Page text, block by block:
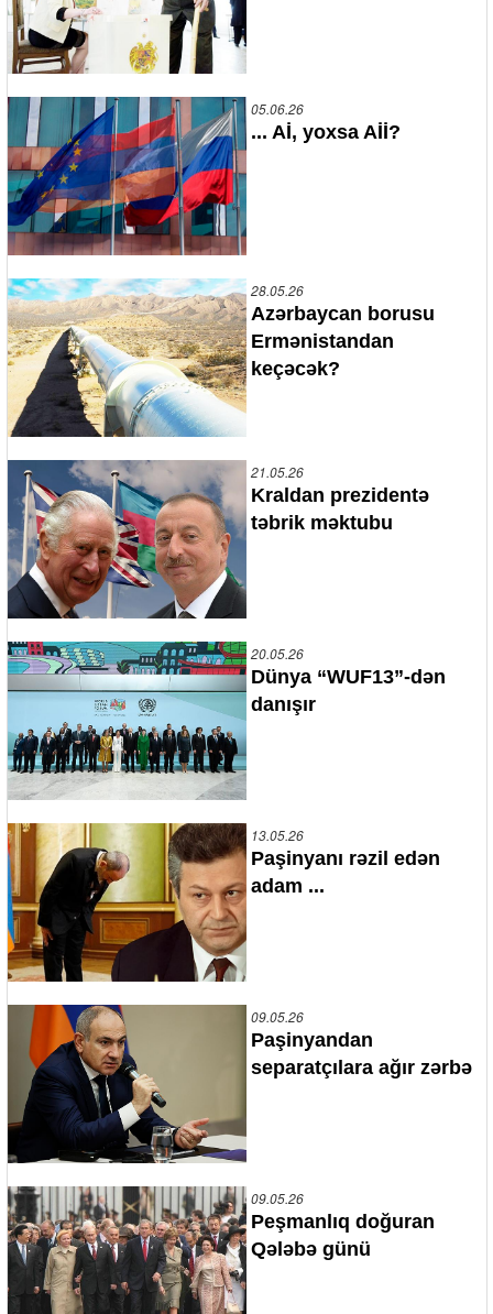
05.06.26
... Aİ, yoxsa Aİİ?
28.05.26
Azərbaycan borusu
Ermənistandan
keçəcək?
21.05.26
Kraldan prezidentə
təbrik məktubu
20.05.26
Dünya “WUF13”-dən
danışır
13.05.26
Paşinyanı rəzil edən
adam ...
09.05.26
Paşinyandan
separatçılara ağır zərbə
09.05.26
Peşmanlıq doğuran
Qələbə günü